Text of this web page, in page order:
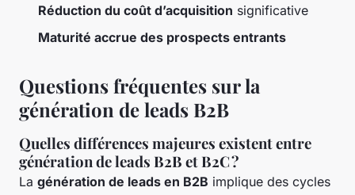
Réduction du coût d’acquisition significative
Maturité accrue des prospects entrants
Questions fréquentes sur la
génération de leads B2B
Quelles différences majeures existent entre
génération de leads B2B et B2C ?
La génération de leads en B2B implique des cycles